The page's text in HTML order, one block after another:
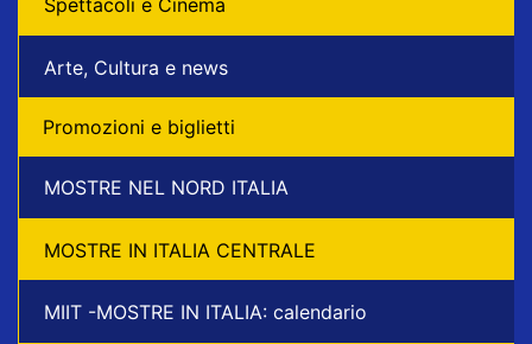
Spettacoli e Cinema
Arte, Cultura e news
Promozioni e biglietti
MOSTRE NEL NORD ITALIA
MOSTRE IN ITALIA CENTRALE
MIIT -MOSTRE IN ITALIA: calendario